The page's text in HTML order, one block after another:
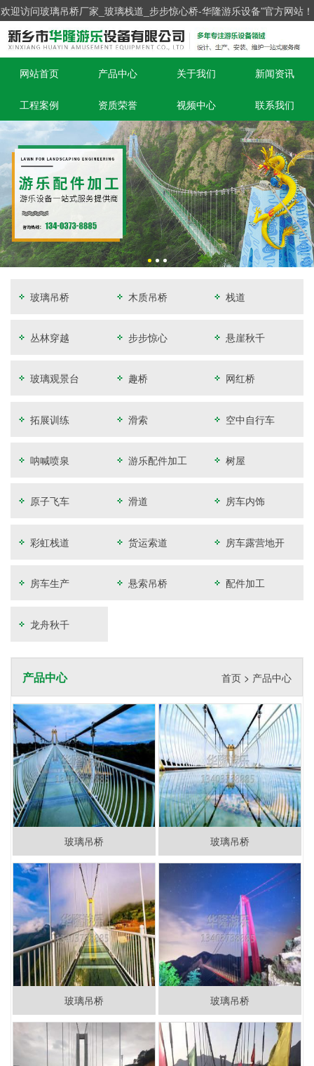
欢迎访问玻璃吊桥厂家_玻璃栈道_步步惊心桥-华隆游乐设备”官方网站！
网站首页 产品中心 关于我们 新闻资讯
工程案例 资质荣誉 视频中心 联系我们
玻璃吊桥 木质吊桥 栈道
丛林穿越 步步惊心 悬崖秋千
玻璃观景台 趣桥 网红桥
拓展训练 滑索 空中自行车
呐喊喷泉 游乐配件加工 树屋
原子飞车 滑道 房车内饰
彩虹栈道 货运索道 房车露营地开
发
房车生产 悬索吊桥 配件加工
龙舟秋千
产品中心 首页 > 产品中心
玻璃吊桥 玻璃吊桥
玻璃吊桥 玻璃吊桥